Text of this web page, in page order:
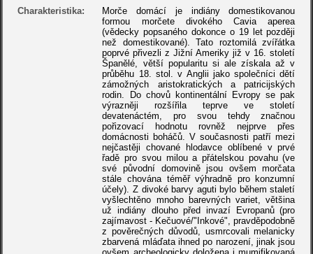
Charakteristika:
Morče domácí je indiány domestikovanou
formou morčete divokého Cavia aperea
(vědecky popsaného dokonce o 19 let později
než domestikované). Tato roztomilá zvířátka
poprvé přivezli z Jižní Ameriky již v 16. století
Španělé, větší popularitu si ale získala až v
průběhu 18. stol. v Anglii jako společníci dětí
zámožných aristokratických a patricijských
rodin. Do chovů kontinentální Evropy se pak
výrazněji rozšířila teprve ve století
devatenáctém, pro svou tehdy značnou
pořizovací hodnotu rovněž nejprve přes
domácnosti boháčů. V současnosti patří mezi
nejčastěji chované hlodavce oblíbené v prvé
řadě pro svou milou a přátelskou povahu (ve
své původní domovině jsou ovšem morčata
stále chována téměř výhradně pro konzumní
účely). Z divoké barvy aguti bylo během staletí
vyšlechtěno mnoho barevných variet, většina
už indiány dlouho před invazí Evropanů (pro
zajímavost - Kečuové/"Inkové", pravděpodobně
z pověrečných důvodů, usmrcovali melanicky
zbarvená mláďata ihned po narození, jinak jsou